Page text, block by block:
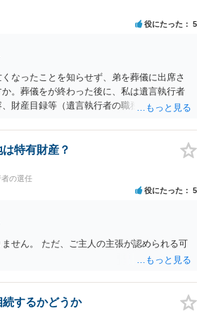
役にたった 5
なったことを知らせず、弟を葬儀に出席さ
。葬儀をが終わった後に、私は遺言執行者
財産目録等（遺言執行者の職務）を知らせ
呼ばなくてもかまいません。 そもそも、そう
ん。 遺言の内容と遺産の総額の通知、公正証
あとは遺留分の請求などがあればそれへの
特有財産？
の選任
役にたった 5
せん。 ただ、ご主人の主張が認められる可
するかどうか